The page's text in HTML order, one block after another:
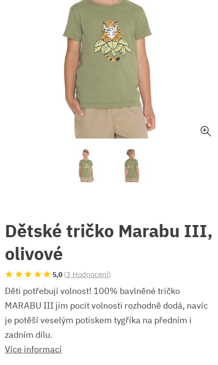
Dětské tričko Marabu III,
olivové
5,0 (3 Hodnocení)
Děti potřebují volnost! 100% bavlněné tričko
MARABU III jim pocit volnosti rozhodně dodá, navíc
je potěší veselým potiskem tygříka na předním i
zadním dílu.
Více informací